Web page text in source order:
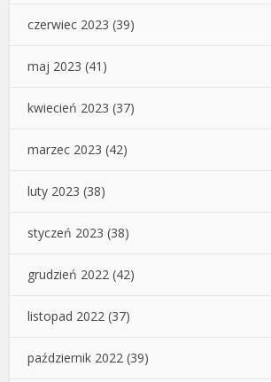
czerwiec 2023 (39)
maj 2023 (41)
kwiecień 2023 (37)
marzec 2023 (42)
luty 2023 (38)
styczeń 2023 (38)
grudzień 2022 (42)
listopad 2022 (37)
październik 2022 (39)